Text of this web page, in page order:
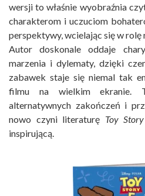
wersji to właśnie wyobraźnia
charakterom i uczuciom
perspektywy, wcielając się w rolę
Autor doskonale oddaje
marzenia i dylematy, dzięki
zabawek staje się niemal tak
filmu na wielkim ekranie.
alternatywnych zakończeń i
nowo czyni literaturę Toy Story
inspirującą.